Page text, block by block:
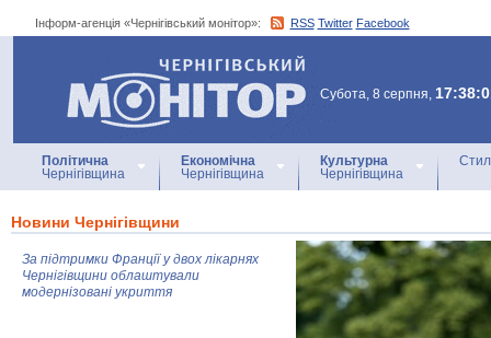
Інформ-агенція «Чернігівський монітор»: RSS Twitter Facebook
Інформ-агенція
«Чернігівський монітор»
Субота, 8 серпня,
Політична
Чернігівщина
Економічна
Чернігівщина
Культурна
Чернігівщина
Новини Чернігівщини
За підтримки Франції у двох лікарнях
Чернігівщини облаштували
модернізовані укриття